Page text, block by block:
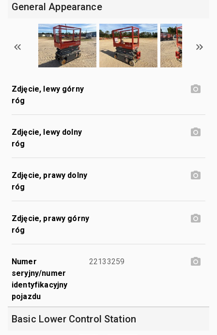
General Appearance
Zdjęcie, lewy górny
róg
Zdjęcie, lewy dolny
róg
Zdjęcie, prawy dolny
róg
Zdjęcie, prawy górny
róg
Numer
seryjny/numer
identyfikacyjny
pojazdu
22133259
Basic Lower Control Station